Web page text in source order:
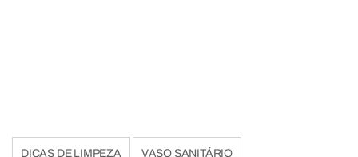
DICAS DE LIMPEZA VASO SANITÁRIO